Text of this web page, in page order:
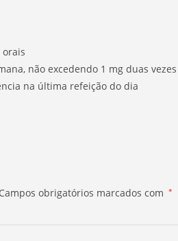
não excedendo 1 mg duas
na última refeição do dia
Campos obrigatórios marcados com *